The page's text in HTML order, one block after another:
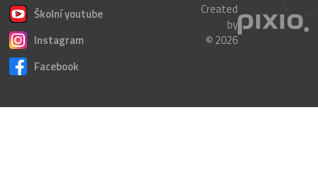
Školní youtube
Instagram
Facebook
Created
by
© 2026